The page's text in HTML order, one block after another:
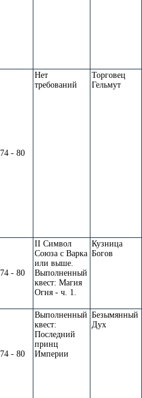
74 - 80
Нет
требований
Торговец
Гельмут
74 - 80
II Символ
Союза с Варка
или выше.
Выполненный
квест: Магия
Огня - ч. 1.
Кузница
Богов
74 - 80
Выполненный
квест:
Последний
принц
Империи
Безымянный
Дух